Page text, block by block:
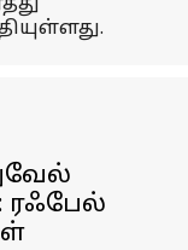
ரஃபேல்